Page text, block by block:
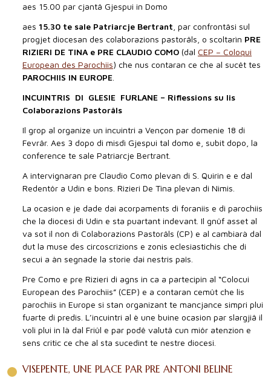
aes 15.00 par cjantâ Gjespui in Domo
aes 15.30 te sale Patriarcje Bertrant , par confrontâsi sul
progjet diocesan des colaborazions pastorâls, o scoltarìn PRE
RIZIERI DE TINA e PRE CLAUDIO COMO (dal CEP – Coloqui
European des Parochiis) che nus contaran ce che al sucêt tes
PAROCHIIS IN EUROPE
INCUINTRIS DI GLESIE FURLANE – Riflessions su lis
Colaborazions Pastorâls
Il grop al organize un incuintri a Vençon par domenie 18 di
Fevrâr. Aes 3 dopo di misdì Gjespui tal domo e, subit dopo, la
conference te sale Patriarcje Bertrant.
A intervignaran pre Claudio Como plevan di S. Quirin e e dal
Redentôr a Udin e bons. Rizieri De Tina plevan di Nimis.
La ocasion e je dade dai acorpaments di foraniis e di parochiis
che la diocesi di Udin e sta puartant indevant. Il gnûf asset al
va sot il non di Colaborazions Pastorâls (CP) e al cambiarà dal
dut la muse des circoscrizions e zonis eclesiastichis che di
secui a àn segnade la storie dai nestris paîs.
Pre Como e pre Rizieri di agns in ca a partecipin al “Colocui
European des Parochiis” (CEP) e a contaran cemût che lis
parochiis in Europe si stan organizant te mancjance simpri plui
fuarte di predis. L’incuintri al è une buine ocasion par slargjiâ il
voli plui in là dal Friûl e par podê valutâ cun miôr atenzion e
sens critic ce che al sta sucedint te nestre diocesi.
VISEPENTE, UNE PLACE PAR PRE ANTONI BELINE